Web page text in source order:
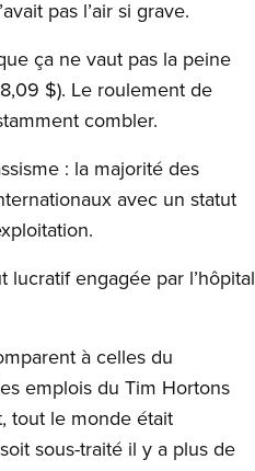
pas l’air si grave.
ça ne vaut pas la peine
$). Le roulement de
combler.
: la majorité des
avec un statut
engagée par l’hôpital
à celles du
emplois du Tim Hortons
tout le monde était
sous-traité il y a plus de